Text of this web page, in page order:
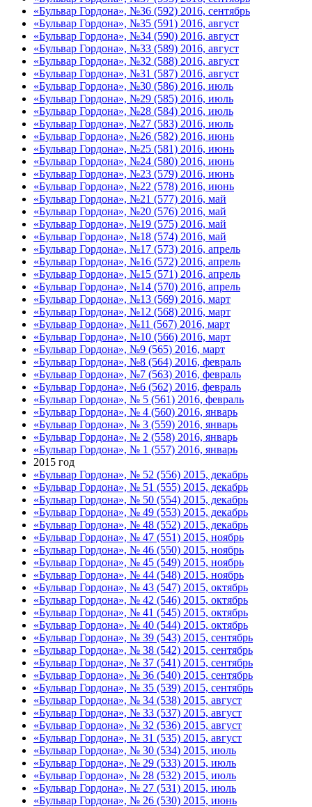
«Бульвар Гордона», №36 (592) 2016, сентябрь
«Бульвар Гордона», №35 (591) 2016, август
«Бульвар Гордона», №34 (590) 2016, август
«Бульвар Гордона», №33 (589) 2016, август
«Бульвар Гордона», №32 (588) 2016, август
«Бульвар Гордона», №31 (587) 2016, август
«Бульвар Гордона», №30 (586) 2016, июль
«Бульвар Гордона», №29 (585) 2016, июль
«Бульвар Гордона», №28 (584) 2016, июль
«Бульвар Гордона», №27 (583) 2016, июль
«Бульвар Гордона», №26 (582) 2016, июнь
«Бульвар Гордона», №25 (581) 2016, июнь
«Бульвар Гордона», №24 (580) 2016, июнь
«Бульвар Гордона», №23 (579) 2016, июнь
«Бульвар Гордона», №22 (578) 2016, июнь
«Бульвар Гордона», №21 (577) 2016, май
«Бульвар Гордона», №20 (576) 2016, май
«Бульвар Гордона», №19 (575) 2016, май
«Бульвар Гордона», №18 (574) 2016, май
«Бульвар Гордона», №17 (573) 2016, апрель
«Бульвар Гордона», №16 (572) 2016, апрель
«Бульвар Гордона», №15 (571) 2016, апрель
«Бульвар Гордона», №14 (570) 2016, апрель
«Бульвар Гордона», №13 (569) 2016, март
«Бульвар Гордона», №12 (568) 2016, март
«Бульвар Гордона», №11 (567) 2016, март
«Бульвар Гордона», №10 (566) 2016, март
«Бульвар Гордона», №9 (565) 2016, март
«Бульвар Гордона», №8 (564) 2016, февраль
«Бульвар Гордона», №7 (563) 2016, февраль
«Бульвар Гордона», №6 (562) 2016, февраль
«Бульвар Гордона», № 5 (561) 2016, февраль
«Бульвар Гордона», № 4 (560) 2016, январь
«Бульвар Гордона», № 3 (559) 2016, январь
«Бульвар Гордона», № 2 (558) 2016, январь
«Бульвар Гордона», № 1 (557) 2016, январь
2015 год
«Бульвар Гордона», № 52 (556) 2015, декабрь
«Бульвар Гордона», № 51 (555) 2015, декабрь
«Бульвар Гордона», № 50 (554) 2015, декабрь
«Бульвар Гордона», № 49 (553) 2015, декабрь
«Бульвар Гордона», № 48 (552) 2015, декабрь
«Бульвар Гордона», № 47 (551) 2015, ноябрь
«Бульвар Гордона», № 46 (550) 2015, ноябрь
«Бульвар Гордона», № 45 (549) 2015, ноябрь
«Бульвар Гордона», № 44 (548) 2015, ноябрь
«Бульвар Гордона», № 43 (547) 2015, октябрь
«Бульвар Гордона», № 42 (546) 2015, октябрь
«Бульвар Гордона», № 41 (545) 2015, октябрь
«Бульвар Гордона», № 40 (544) 2015, октябрь
«Бульвар Гордона», № 39 (543) 2015, сентябрь
«Бульвар Гордона», № 38 (542) 2015, сентябрь
«Бульвар Гордона», № 37 (541) 2015, сентябрь
«Бульвар Гордона», № 36 (540) 2015, сентябрь
«Бульвар Гордона», № 35 (539) 2015, сентябрь
«Бульвар Гордона», № 34 (538) 2015, август
«Бульвар Гордона», № 33 (537) 2015, август
«Бульвар Гордона», № 32 (536) 2015, август
«Бульвар Гордона», № 31 (535) 2015, август
«Бульвар Гордона», № 30 (534) 2015, июль
«Бульвар Гордона», № 29 (533) 2015, июль
«Бульвар Гордона», № 28 (532) 2015, июль
«Бульвар Гордона», № 27 (531) 2015, июль
«Бульвар Гордона», № 26 (530) 2015, июнь